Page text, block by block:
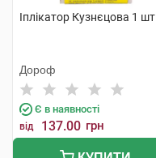
Іплікатор Кузнєцова 1 шт
Дороф
Є в наявності
від 137.00 грн